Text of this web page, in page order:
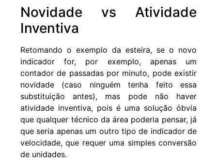
Novidade vs Atividade
Inventiva
Retomando o exemplo da esteira, se o novo
indicador for, por exemplo, apenas um
contador de passadas por minuto, pode existir
novidade (caso ninguém tenha feito essa
substituição antes), mas pode não haver
atividade inventiva, pois é uma solução óbvia
que qualquer técnico da área poderia pensar, já
que seria apenas um outro tipo de indicador de
velocidade, que requer uma simples conversão
de unidades.